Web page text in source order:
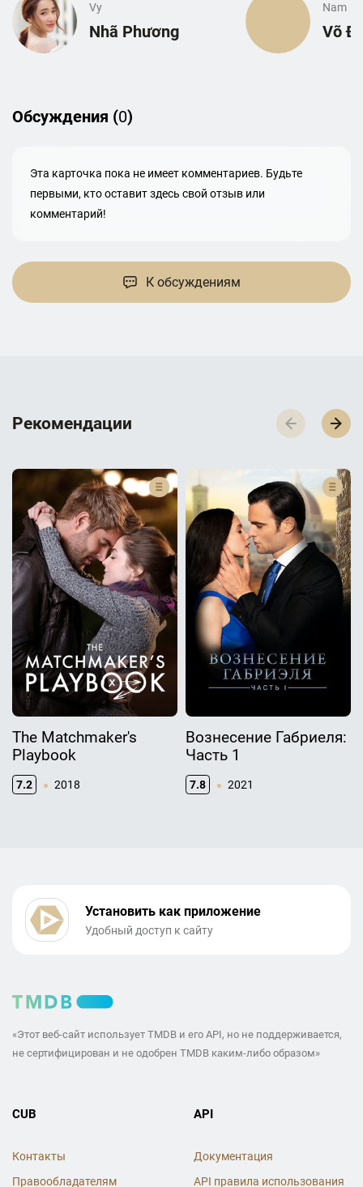
Vy
Nhã Phương
Nam
Võ
Обсуждения (0)
Эта карточка пока не имеет комментариев. Будьте
первыми, кто оставит здесь свой отзыв или
комментарий!
К обсуждениям
Р­­­е­­­к­­­о­­­м­­­е­­­н­­­д­­­а­­­ц­­­и­­­и
The Matchmaker's
Playbook
7.2 2018
Вознесение Габриеля:
Часть 1
7.8 2021
Установить как приложение
Удобный доступ к сайту
«Этот веб-сайт использует TMDB и его API, но не поддерживается,
не сертифицирован и не одобрен TMDB каким-либо образом»
CUB
Контакты
Правообладателям
API
Документация
API правила использования